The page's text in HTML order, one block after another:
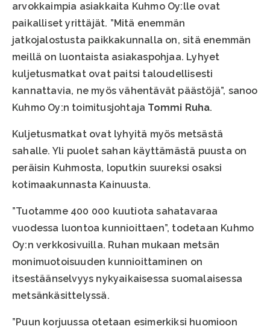
arvokkaimpia asiakkaita Kuhmo Oy:lle ovat
paikalliset yrittäjät. ”Mitä enemmän
jatkojalostusta paikkakunnalla on, sitä enemmän
meillä on luontaista asiakaspohjaa. Lyhyet
kuljetusmatkat ovat paitsi taloudellisesti
kannattavia, ne myös vähentävät päästöjä”, sanoo
Kuhmo Oy:n toimitusjohtaja Tommi Ruha.
Kuljetusmatkat ovat lyhyitä myös metsästä
sahalle. Yli puolet sahan käyttämästä puusta on
peräisin Kuhmosta, loputkin suureksi osaksi
kotimaakunnasta Kainuusta.
”Tuotamme 400 000 kuutiota sahatavaraa
vuodessa luontoa kunnioittaen”, todetaan Kuhmo
Oy:n verkkosivuilla. Ruhan mukaan metsän
monimuotoisuuden kunnioittaminen on
itsestäänselvyys nykyaikaisessa suomalaisessa
metsänkäsittelyssä.
”Puun korjuussa otetaan esimerkiksi huomioon